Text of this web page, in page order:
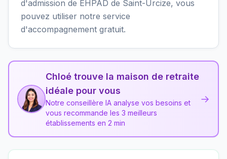
d'admission de EHPAD de Saint-Urcize, vous
pouvez utiliser notre service
d'accompagnement gratuit.
Chloé trouve la maison de retraite
idéale pour vous
Notre conseillère IA analyse vos besoins et
vous recommande les 3 meilleurs
établissements en 2 min
→